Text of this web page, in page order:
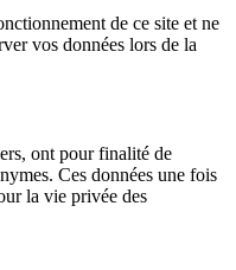
de ce site et ne
vos données lors de la
ont pour finalité de
Ces données une fois
la vie privée des